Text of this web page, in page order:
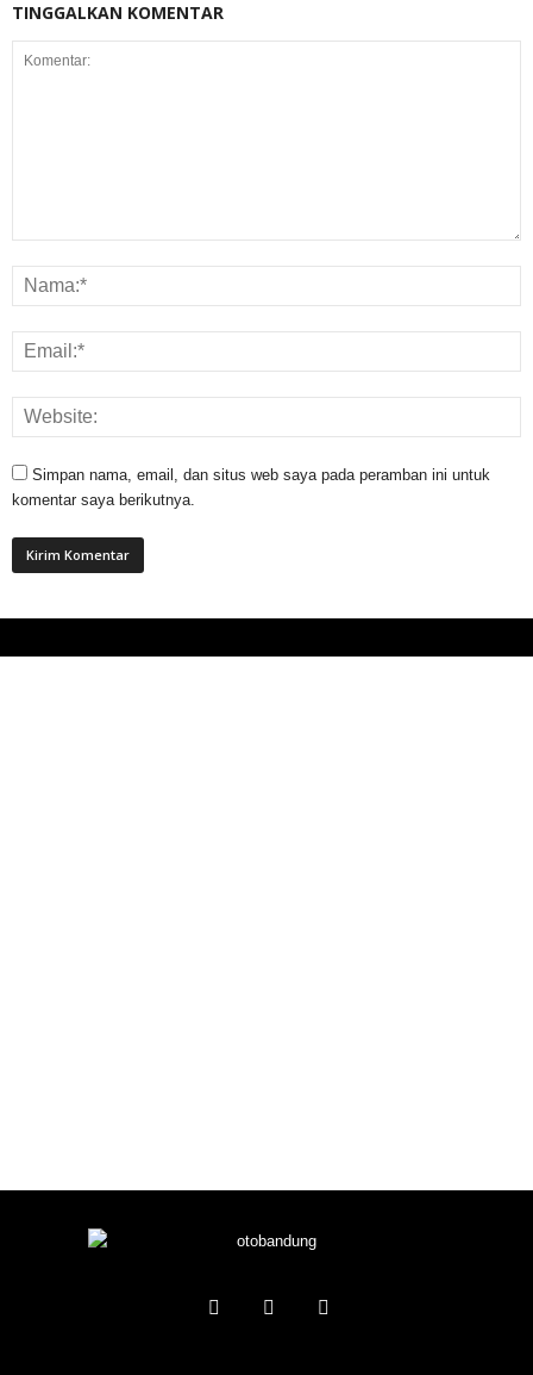
TINGGALKAN KOMENTAR
Simpan nama, email, dan situs web saya pada peramban ini untuk
komentar saya berikutnya.